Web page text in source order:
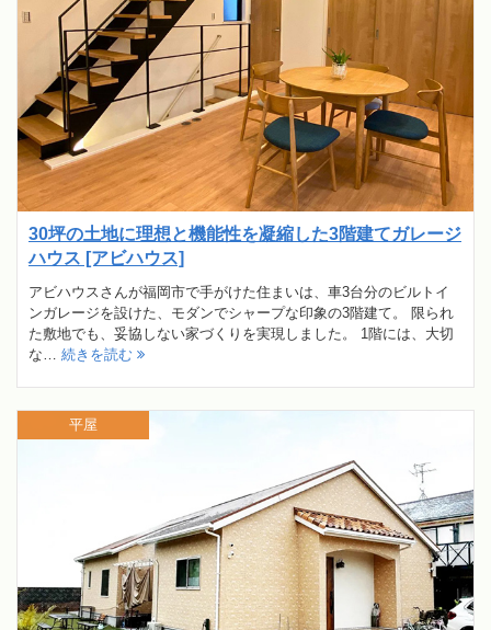
30坪の土地に理想と機能性を凝縮した3階建てガレージ
ハウス [アビハウス]
アビハウスさんが福岡市で手がけた住まいは、車3台分のビルトイ
ンガレージを設けた、モダンでシャープな印象の3階建て。 限られ
た敷地でも、妥協しない家づくりを実現しました。 1階には、大切
な… 続きを読む
平屋